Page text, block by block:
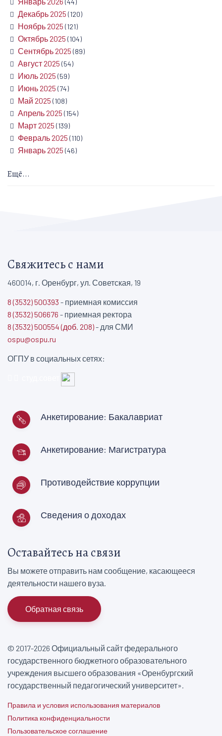
Декабрь 2025 (120)
Ноябрь 2025 (121)
Октябрь 2025 (104)
Сентябрь 2025 (89)
Август 2025 (54)
Июль 2025 (59)
Июнь 2025 (74)
Май 2025 (108)
Апрель 2025 (154)
Март 2025 (139)
Февраль 2025 (110)
Январь 2025 (46)
Ещё...
Свяжитесь с нами
460014, г. Оренбург, ул. Советская, 19
8 (3532) 500393 - приемная комиссия
8 (3532) 506676 - приемная ректора
8 (3532) 500554 (доб. 208)- для СМИ
ospu@ospu.ru
ОГПУ в социальных сетях:
Анкетирование: Бакалавриат
Анкетирование: Магистратура
Противодействие коррупции
Сведения о доходах
Оставайтесь на связи
Вы можете отправить нам сообщение, касающееся
деятельности нашего вуза.
Обратная связь
© 2017-2026 Официальный сайт федерального
государственного бюджетного образовательного
учреждения высшего образования «Оренбургский
государственный педагогический университет».
Правила и условия использования материалов
Политика конфиденциальности
Пользовательское соглашение